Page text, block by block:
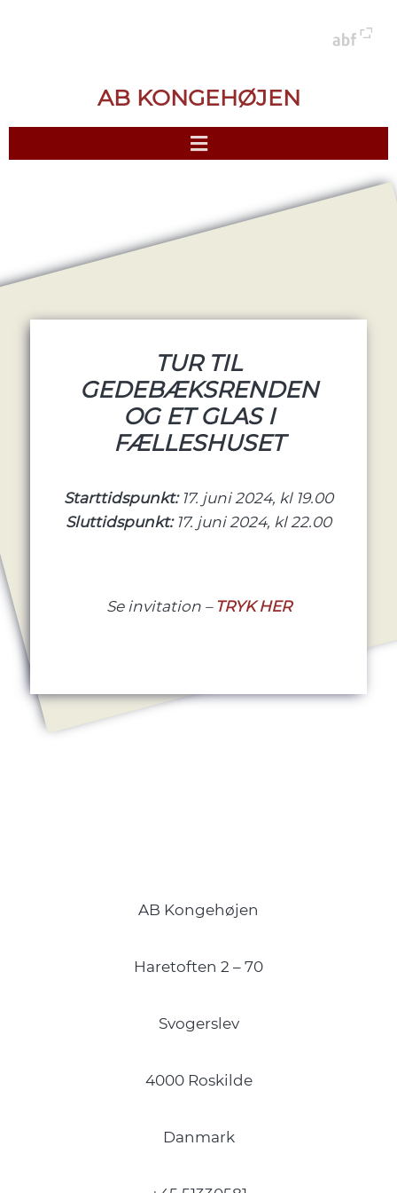
AB KONGEHØJEN
TUR TIL
GEDEBÆKSRENDEN
OG ET GLAS I
FÆLLESHUSET
Starttidspunkt: 17. juni 2024, kl 19.00
Sluttidspunkt: 17. juni 2024, kl 22.00
Se invitation – TRYK HER
AB Kongehøjen
Haretoften 2 – 70
Svogerslev
4000 Roskilde
Danmark